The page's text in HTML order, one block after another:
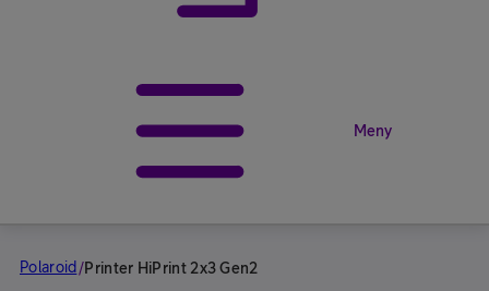
Meny
Polaroid /Printer HiPrint 2x3 Gen2